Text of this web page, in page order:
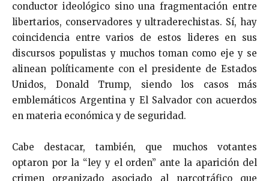
conductor ideológico sino una fragmentación entre
libertarios, conservadores y ultraderechistas. Sí, hay
coincidencia entre varios de estos lideres en sus
discursos populistas y muchos toman como eje y se
alinean políticamente con el presidente de Estados
Unidos, Donald Trump, siendo los casos más
emblemáticos Argentina y El Salvador con acuerdos
en materia económica y de seguridad.
Cabe destacar, también, que muchos votantes
optaron por la “ley y el orden” ante la aparición del
crimen organizado asociado al narcotráfico que